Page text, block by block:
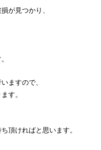
が見つかり、
ますので、
す。
頂ければと思います。